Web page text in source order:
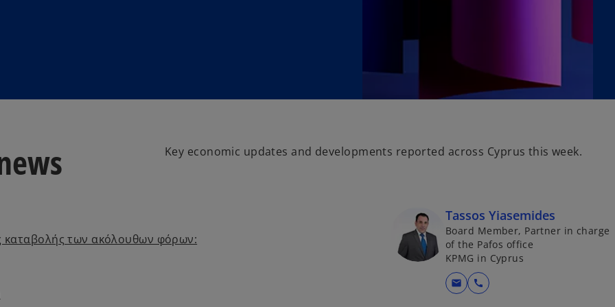
Key economic updates and developments reported across Cyprus this week.
καταβολής των ακόλουθων φόρων:
Tassos Yiasemides
Board Member, Partner in charge
of the Pafos office
KPMG in Cyprus
mail call